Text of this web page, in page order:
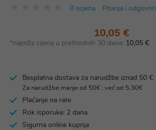
0 ocjena Pitanja i odgovori
10,05 €
*najniža cijena u prethodnih 30 dana: 10,05 €
Besplatna dostava za narudžbe iznad 50 €
Za narudžbe manje od 50€ : već od 5,30€
Plaćanje na rate
Rok isporuke: 2 dana
Sigurna online kupnja